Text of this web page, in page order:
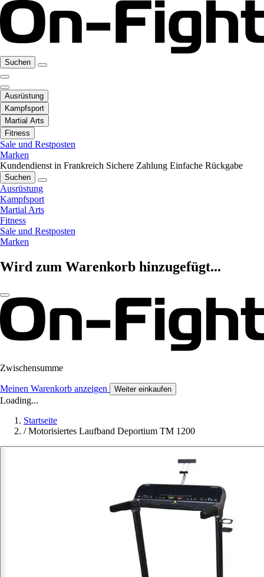
Suchen
Ausrüstung
Kampfsport
Martial Arts
Fitness
Sale und Restposten
Marken
Kundendienst in Frankreich Sichere Zahlung Einfache Rückgabe
Suchen
Ausrüstung
Kampfsport
Martial Arts
Fitness
Sale und Restposten
Marken
Wird zum Warenkorb hinzugefügt...
Zwischensumme
Meinen Warenkorb anzeigen Weiter einkaufen
Loading...
Startseite
/ Motorisiertes Laufband Deportium TM 1200